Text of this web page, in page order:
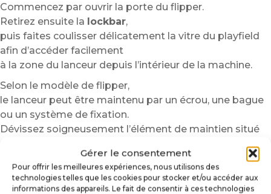
Gérer le consentement
Pour offrir les meilleures expériences, nous utilisons des
technologies telles que les cookies pour stocker et/ou accéder aux
informations des appareils. Le fait de consentir à ces technologies
Commencez par ouvrir la porte du flipper.
Retirez ensuite la lockbar,
puis faites coulisser délicatement la vitre du playfield
afin d’accéder facilement
à la zone du lanceur depuis l’intérieur de la machine.
Selon le modèle de flipper,
le lanceur peut être maintenu par un écrou, une bague
ou un système de fixation.
Dévissez soigneusement l’élément de maintien situé
puis retirez progressivement la tige du lanceur.
Nous recommandons de conserver les pièces
démontées dans un récipient